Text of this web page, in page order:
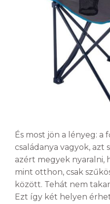
És most jön a lényeg: a
családanya vagyok, azt
azért megyek nyaralni,
mint otthon, csak
között. Tehát nem
Ezt így két helyen